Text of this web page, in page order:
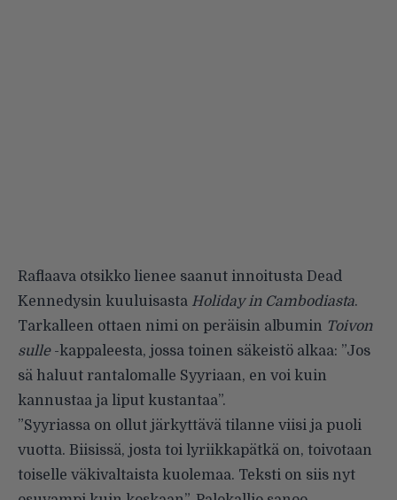
Raflaava otsikko lienee saanut innoitusta Dead
Kennedysin kuuluisasta Holiday in Cambodiasta.
Tarkalleen ottaen nimi on peräisin albumin Toivon
sulle -kappaleesta, jossa toinen säkeistö alkaa: ”Jos
sä haluut rantalomalle Syyriaan, en voi kuin
kannustaa ja liput kustantaa”.
”Syyriassa on ollut järkyttävä tilanne viisi ja puoli
vuotta. Biisissä, josta toi lyriikkapätkä on, toivotaan
toiselle väkivaltaista kuolemaa. Teksti on siis nyt